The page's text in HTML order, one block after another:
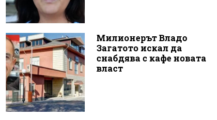
Милионерът Владо
Загатото искал да
снабдява с кафе новата
власт